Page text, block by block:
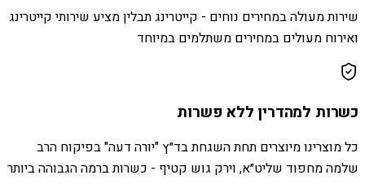
שירות מעולה במחירים נוחים - קייטרינג תבלין מציע שירותי קייטרינג
ואירוח מעולים במחירים משתלמים במיוחד
כשרות למהדרין ללא פשרות
כל מוצרינו מיוצרים תחת השגחת בד״ץ "יורה דעה" בפיקוח הרב
שלמה מחפוד שליט״א, וירק גוש קטיף - כשרות ברמה הגבוהה ביותר